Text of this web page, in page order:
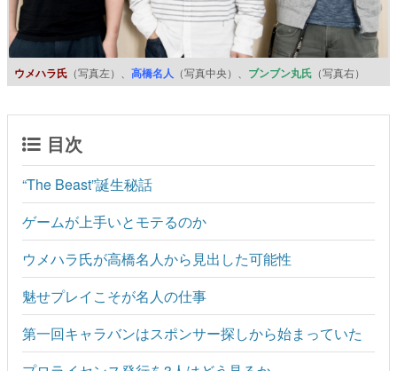
ウメハラ氏 （写真左）、 高橋名人 （写真中央）、 ブンブン丸氏 （写真右）
目次
“The Beast”誕生秘話
ゲームが上手いとモテるのか
ウメハラ氏が高橋名人から見出した可能性
魅せプレイこそが名人の仕事
第一回キャラバンはスポンサー探しから始まっていた